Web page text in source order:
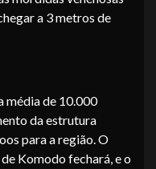
a 3 metros de
média de 10.000
da estrutura
para a região. O
Komodo fechará, e o